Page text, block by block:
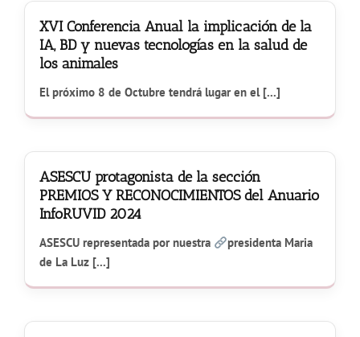
XVI Conferencia Anual la implicación de la
IA, BD y nuevas tecnologías en la salud de
los animales
El próximo 8 de Octubre tendrá lugar en el [...]
ASESCU protagonista de la sección
PREMIOS Y RECONOCIMIENTOS del Anuario
InfoRUVID 2024
ASESCU representada por nuestra
presidenta Maria
de La Luz [...]